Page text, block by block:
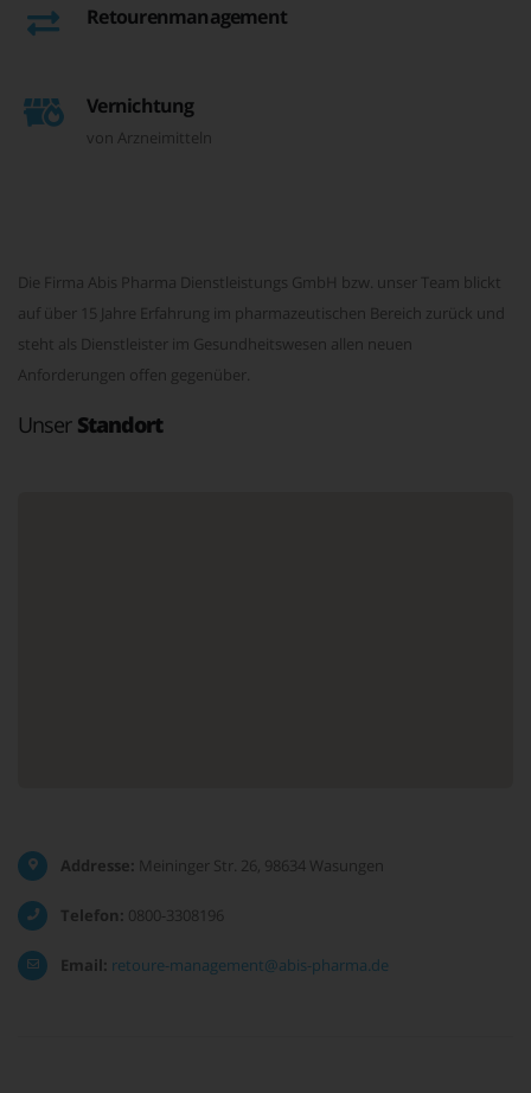
Retourenmanagement
Vernichtung
von Arzneimitteln
Die Firma Abis Pharma Dienstleistungs GmbH bzw. unser Team blickt
auf über 15 Jahre Erfahrung im pharmazeutischen Bereich zurück und
steht als Dienstleister im Gesundheitswesen allen neuen
Anforderungen offen gegenüber.
Unser Standort
Addresse: Meininger Str. 26, 98634 Wasungen
Telefon: 0800-3308196
Email: retoure-management@abis-pharma.de